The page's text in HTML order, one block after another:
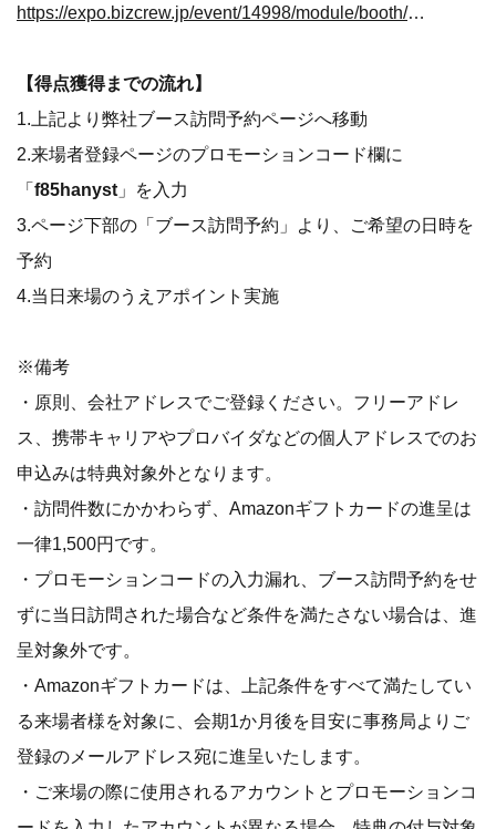
https://expo.bizcrew.jp/event/14998/module/booth/387573/409305
【得点獲得までの流れ】
1.上記より弊社ブース訪問予約ページへ移動
2.来場者登録ページのプロモーションコード欄に
「f85hanyst 」を入力
3.ページ下部の「ブース訪問予約」より、ご希望の日時を
予約
4.当日来場のうえアポイント実施
※備考
・原則、会社アドレスでご登録ください。フリーアドレ
ス、携帯キャリアやプロバイダなどの個人アドレスでのお
申込みは特典対象外となります。
・訪問件数にかかわらず、Amazonギフトカードの進呈は
一律1,500円です。
・プロモーションコードの入力漏れ、ブース訪問予約をせ
ずに当日訪問された場合など条件を満たさない場合は、進
呈対象外です。
・Amazonギフトカードは、上記条件をすべて満たしてい
る来場者様を対象に、会期1か月後を目安に事務局よりご
登録のメールアドレス宛に進呈いたします。
・ご来場の際に使用されるアカウントとプロモーションコ